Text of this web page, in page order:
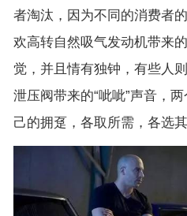
者淘汰，因为不同的消费者
欢高转自然吸气发动机带来
觉，并且情有独钟，有些人
泄压阀带来的“呲呲”声音，
己的拥趸，各取所需，各选